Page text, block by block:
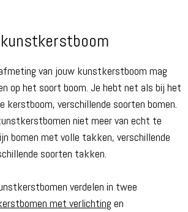
van jouw kunstkerstboom mag
op het soort boom. Je hebt net als bij het
kerstboom, verschillende soorten bomen.
niet meer van echt te
bomen met volle takken, verschillende
soorten takken.
verdelen in twee
met verlichting en